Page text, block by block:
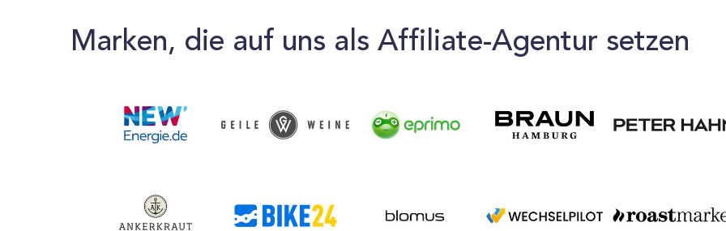
Marken, die auf uns als Affiliate-Agentur setzen